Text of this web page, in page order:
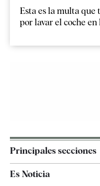
Esta es la multa que
por lavar el coche en
Principales secciones
España
Es Noticia